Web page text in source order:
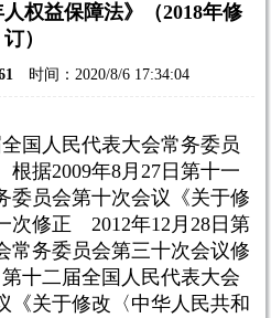
人权益保障法》（2018年修
订）
时间：2020/8/6 17:34:04
全国人民代表大会常务委员
据2009年8月27日第十一
委员会第十次会议《关于修
次修正 2012年12月28日第
常务委员会第三十次会议修
十二届全国人民代表大会
《关于修改〈中华人民共和